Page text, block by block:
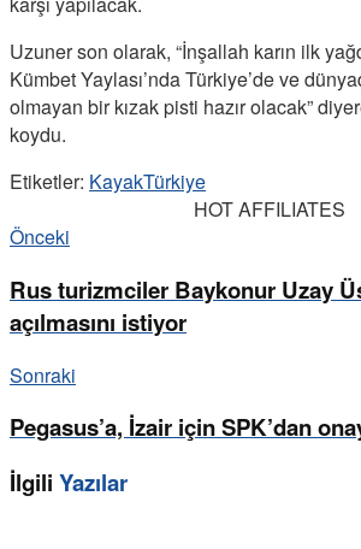
Uzuner son olarak, “İnşallah karın ilk
Kümbet Yaylası’nda Türkiye’de ve
olmayan bir kızak pisti hazır olacak”
koydu.
Etiketler: KayakTürkiye
HOT AFFILIATES
Önceki
Rus turizmciler Baykonur Uzay
açılmasını istiyor
Sonraki
Pegasus’a, İzair için SPK’dan
İlgili Yazılar